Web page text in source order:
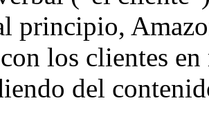
principio,
los clientes
del